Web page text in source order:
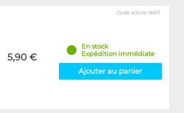
5,90 €
Code article 9669
En stock
Expédition immédiate
Ajouter au panier